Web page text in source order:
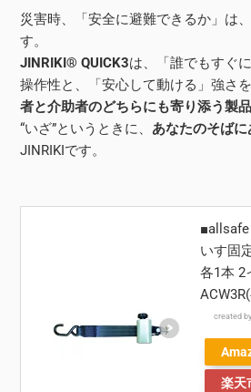
災害時、「安全に避難できるか」は
す。
JINRIKI® QUICK3は、「誰でもすぐ
操作性と、「安心して動ける」強さ
者と介助者のどちらにも寄り添う製品
“いざ”というときに、あなたのそば
JINRIKIです。
いす固
各1本 2
created by
楽天